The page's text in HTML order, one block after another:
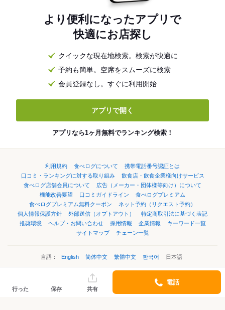
より便利になったアプリで
快適にお店探し
クイックな現在地検索。検索が快適に
予約も簡単。空席をスムーズに検索
会員登録なし。すぐに利用開始
アプリで開く
アプリなら1ヶ月無料でランキング検索！
利用規約 食べログについて
携帯電話番号認証とは
口コミ・ランキングに対する取り組み
飲食店・飲食企業様向けサービス
食べログ店舗会員について
広告（メーカー・団体様等向け）について
機能改善要望
口コミガイドライン
食べログプレミアム
食べログプレミアム無料クーポン
ネット予約（リクエスト予約）
個人情報保護方針
外部送信（オプトアウト）
特定商取引法に基づく表記
推奨環境
ヘルプ・お問い合わせ 採用情報 企業情報
キーワード一覧
サイトマップ
チェーン一覧
言語： English 简体中文 繁體中文 한국어 日本語
©Kakaku.com, Inc.
行った
保存 共有
電話